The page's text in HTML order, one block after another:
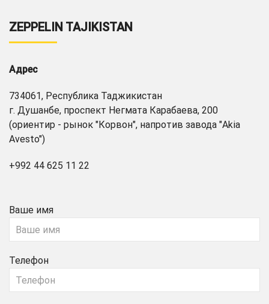
ZEPPELIN TAJIKISTAN
Адрес
734061, Республика Таджикистан
г. Душанбе, проспект Негмата Карабаева, 200
(ориентир - рынок "Корвон", напротив завода "Akia
Avesto")
+992 44 625 11 22
Ваше имя
Телефон